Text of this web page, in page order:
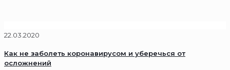
22.03.2020
Как не заболеть коронавирусом и уберечься от
осложнений